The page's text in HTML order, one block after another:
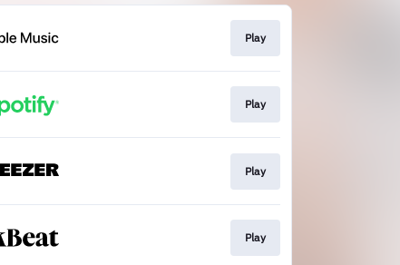
Play
Play
Play
Play